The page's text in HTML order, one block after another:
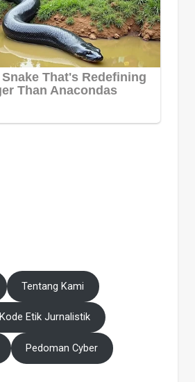
Tentang Kami
Kode Etik Jurnalistik
Pedoman Cyber